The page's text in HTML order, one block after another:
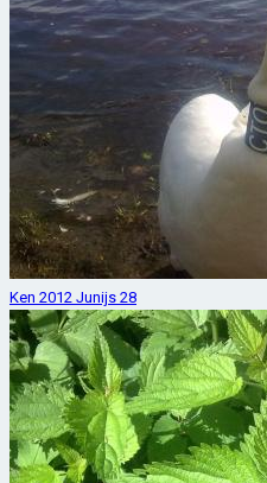
Ken 2012 Junijs 28